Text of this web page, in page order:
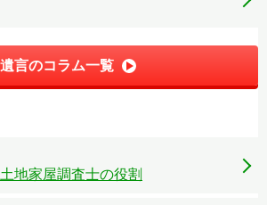
遺言のコラム一覧
地家屋調査士の役割